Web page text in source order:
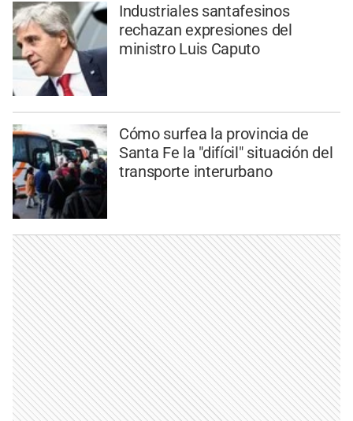
Industriales santafesinos
rechazan expresiones del
ministro Luis Caputo
Cómo surfea la provincia de
Santa Fe la "difícil" situación del
transporte interurbano